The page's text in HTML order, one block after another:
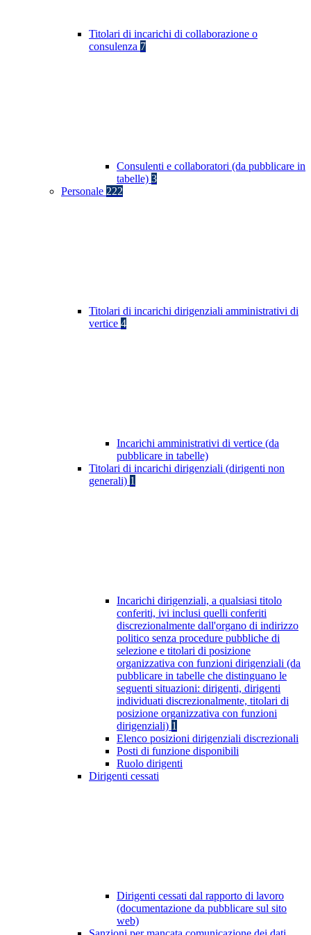
Titolari di incarichi di collaborazione o
consulenza 7
Consulenti e collaboratori (da pubblicare in
tabelle) 3
Personale 222
Titolari di incarichi dirigenziali amministrativi di
vertice 4
Incarichi amministrativi di vertice (da
pubblicare in tabelle)
Titolari di incarichi dirigenziali (dirigenti non
generali) 1
Incarichi dirigenziali, a qualsiasi titolo
conferiti, ivi inclusi quelli conferiti
discrezionalmente dall'organo di indirizzo
politico senza procedure pubbliche di
selezione e titolari di posizione
organizzativa con funzioni dirigenziali (da
pubblicare in tabelle che distinguano le
seguenti situazioni: dirigenti, dirigenti
individuati discrezionalmente, titolari di
posizione organizzativa con funzioni
dirigenziali) 1
Elenco posizioni dirigenziali discrezionali
Posti di funzione disponibili
Ruolo dirigenti
Dirigenti cessati
Dirigenti cessati dal rapporto di lavoro
(documentazione da pubblicare sul sito
web)